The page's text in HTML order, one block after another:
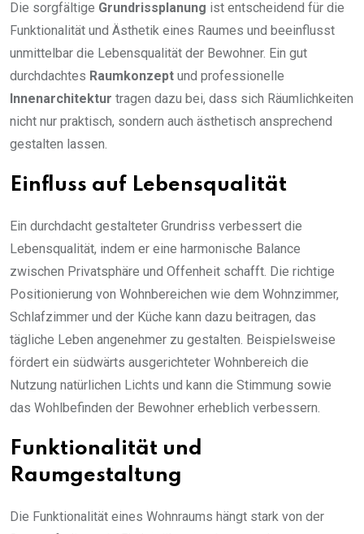
Die sorgfältige Grundrissplanung ist entscheidend für die
Funktionalität und Ästhetik eines Raumes und beeinflusst
unmittelbar die Lebensqualität der Bewohner. Ein gut
durchdachtes Raumkonzept und professionelle
Innenarchitektur tragen dazu bei, dass sich Räumlichkeiten
nicht nur praktisch, sondern auch ästhetisch ansprechend
gestalten lassen.
Einfluss auf Lebensqualität
Ein durchdacht gestalteter Grundriss verbessert die
Lebensqualität, indem er eine harmonische Balance
zwischen Privatsphäre und Offenheit schafft. Die richtige
Positionierung von Wohnbereichen wie dem Wohnzimmer,
Schlafzimmer und der Küche kann dazu beitragen, das
tägliche Leben angenehmer zu gestalten. Beispielsweise
fördert ein südwärts ausgerichteter Wohnbereich die
Nutzung natürlichen Lichts und kann die Stimmung sowie
das Wohlbefinden der Bewohner erheblich verbessern.
Funktionalität und
Raumgestaltung
Die Funktionalität eines Wohnraums hängt stark von der